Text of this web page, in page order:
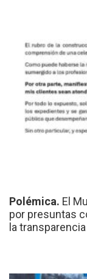
Polémica. El
por presuntas
la